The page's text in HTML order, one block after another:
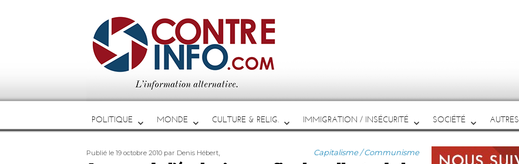
POLITIQUE MONDE CULTURE & RELIG. IMMIGRATION / INSÉCURITÉ SOCIÉTÉ AUTRES
Publié
le
Publié le 19 octobre 2010 Auteur
par Denis Hébert Catégories
Capitalisme / Communisme
Étiquettes
,